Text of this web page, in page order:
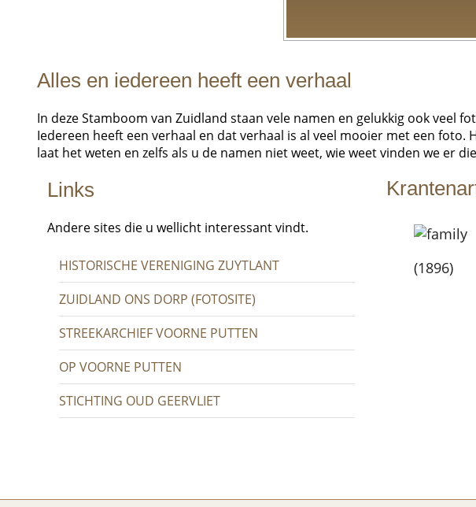
Alles en iedereen heeft een verhaal
In deze Stamboom van Zuidland staan vele namen en gelukkig ook veel
Iedereen heeft een verhaal en dat verhaal is al veel mooier met een
laat het weten en zelfs als u de namen niet weet, wie weet vinden we er
Links
Andere sites die u wellicht interessant vindt.
HISTORISCHE VERENIGING ZUYTLANT
ZUIDLAND ONS DORP (FOTOSITE)
STREEKARCHIEF VOORNE PUTTEN
OP VOORNE PUTTEN
STICHTING OUD GEERVLIET